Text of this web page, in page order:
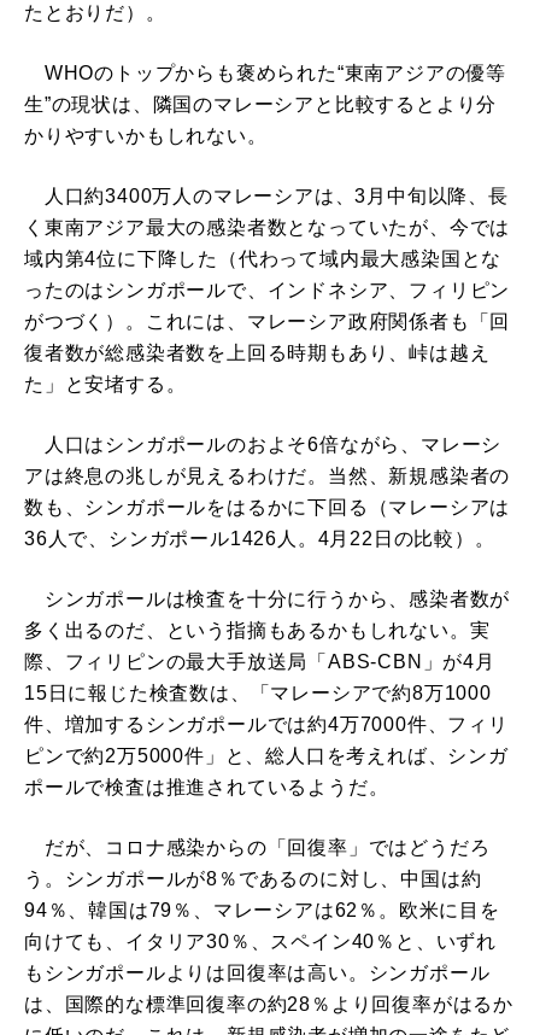
たとおりだ）。
WHOのトップからも褒められた“東南アジアの優等
生”の現状は、隣国のマレーシアと比較するとより分
かりやすいかもしれない。
人口約3400万人のマレーシアは、3月中旬以降、長
く東南アジア最大の感染者数となっていたが、今では
域内第4位に下降した（代わって域内最大感染国とな
ったのはシンガポールで、インドネシア、フィリピン
がつづく）。これには、マレーシア政府関係者も「回
復者数が総感染者数を上回る時期もあり、峠は越え
た」と安堵する。
人口はシンガポールのおよそ6倍ながら、マレーシ
アは終息の兆しが見えるわけだ。当然、新規感染者の
数も、シンガポールをはるかに下回る（マレーシアは
36人で、シンガポール1426人。4月22日の比較）。
シンガポールは検査を十分に行うから、感染者数が
多く出るのだ、という指摘もあるかもしれない。実
際、フィリピンの最大手放送局「ABS-CBN」が4月
15日に報じた検査数は、「マレーシアで約8万1000
件、増加するシンガポールでは約4万7000件、フィリ
ピンで約2万5000件」と、総人口を考えれば、シンガ
ポールで検査は推進されているようだ。
だが、コロナ感染からの「回復率」ではどうだろ
う。シンガポールが8％であるのに対し、中国は約
94％、韓国は79％、マレーシアは62％。欧米に目を
向けても、イタリア30％、スペイン40％と、いずれ
もシンガポールよりは回復率は高い。シンガポール
は、国際的な標準回復率の約28％より回復率がはるか